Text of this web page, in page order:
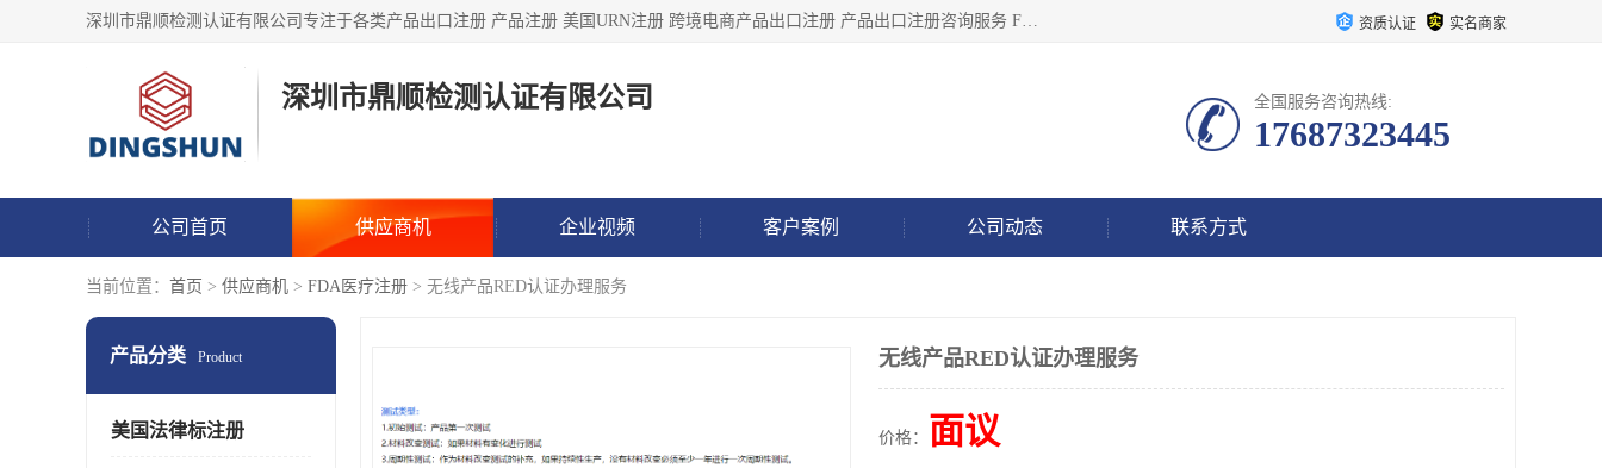
深圳市鼎顺检测认证有限公司专注于各类产品出口注册 产品注册 美国URN注册 跨境电商产品出口注册 产品出口注册咨询服务 FDA食品注册等我们是一家商务服务公司，为客户提供商标注册，本公司实力雄厚，能满足客户多种需求。 资质认证 实名商家
深圳市鼎顺检测认证有限公司 全国服务咨询热线:
17687323445
公司首页 供应商机 企业视频 客户案例 公司动态 联系方式
当前位置： 首页 > 供应商机 > FDA医疗注册 > 无线产品RED认证办理服务
产品分类 Product
美国法律标注册
无线产品RED认证办理服务
价格： 面议